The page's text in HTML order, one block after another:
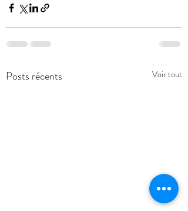
Posts récents Voir tout